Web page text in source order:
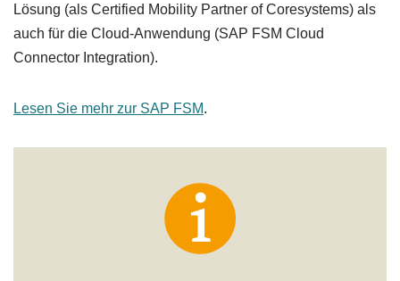
Lösung (als Certified Mobility Partner of Coresystems) als
auch für die Cloud-Anwendung (SAP FSM Cloud
Connector Integration).
Lesen Sie mehr zur SAP FSM.